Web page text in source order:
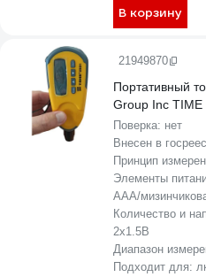
В корзину
21949870
Портативный
Group Inc TIME
Поверка: нет
Внесен в
Принцип
Элементы
AAA/
Количество и
2х1.5B
Диапазон
Подходит для: